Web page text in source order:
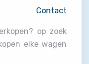
Contact
op zoek
elke wagen